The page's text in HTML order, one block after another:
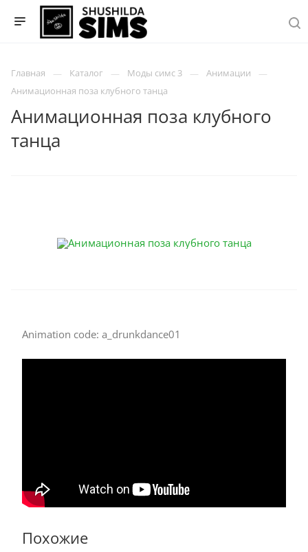
Главная Каталог Моды симс 3
Анимации
Анимационная поза клубного танца
Анимационная поза клубного
танца
Animation code: a_drunkdance01
Похожие